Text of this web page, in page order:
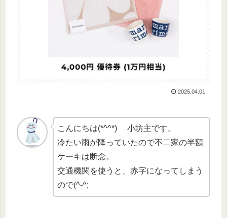
2025.04.01
こんにちは(*^^*) 小坊主です。
冷たい雨が降っていたので不二家の半額
ケーキは断念。
交通機関を使うと、赤字になってしまう
ので(^-^;